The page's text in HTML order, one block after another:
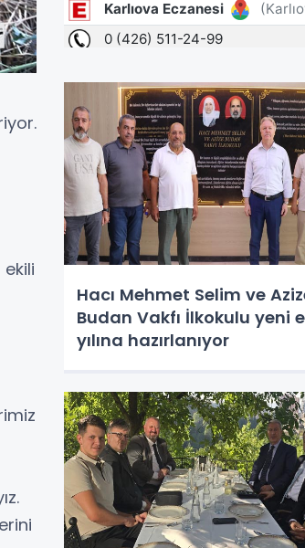
Hacı Mehmet Selim ve
Budan Vakfı İlkokulu yeni
yılına hazırlanıyor